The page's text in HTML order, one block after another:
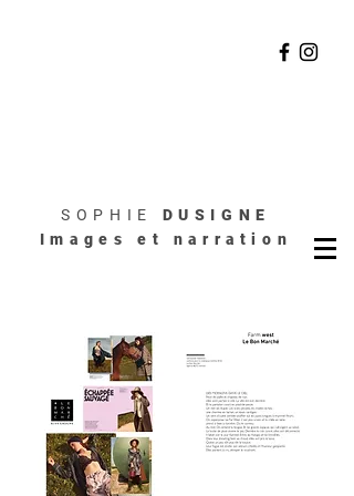
SOPHIE DUSIGNE
Images et narration